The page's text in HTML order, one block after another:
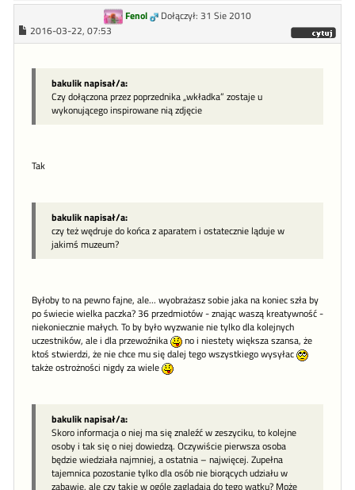
Fenol
Dołączył: 31 Sie 2010
2016-03-22, 07:53
bakulik napisał/a:
Czy dołączona przez poprzednika „wkładka” zostaje u
wykonującego inspirowane nią zdjęcie
Tak
bakulik napisał/a:
czy też wędruje do końca z aparatem i ostatecznie ląduje w
jakimś muzeum?
Byłoby to na pewno fajne, ale... wyobrażasz sobie jaka na koniec szła by
po świecie wielka paczka? 36 przedmiotów - znając waszą kreatywność -
niekoniecznie małych. To by było wyzwanie nie tylko dla kolejnych
uczestników, ale i dla przewoźnika
no i niestety większa szansa, że
ktoś stwierdzi, że nie chce mu się dalej tego wszystkiego wysyłac
także ostrożności nigdy za wiele
bakulik napisał/a:
Skoro informacja o niej ma się znaleźć w zeszyciku, to kolejne
osoby i tak się o niej dowiedzą. Oczywiście pierwsza osoba
będzie wiedziała najmniej, a ostatnia – najwięcej. Zupełna
tajemnica pozostanie tylko dla osób nie biorących udziału w
zabawie, ale czy takie w ogóle zaglądają do tego wątku? Może